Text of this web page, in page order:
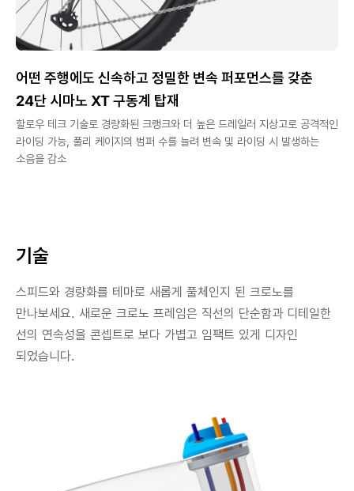
어떤 주행에도 신속하고 정밀한 변속 퍼포먼스를 갖춘
24단 시마노 XT 구동계 탑재
할로우 테크 기술로 경량화된 크랭크와 더 높은 드레일러 지상고로 공격적인
라이딩 가능, 풀리 케이지의 범퍼 수를 늘려 변속 및 라이딩 시 발생하는
소음을 감소
기술
스피드와 경량화를 테마로 새롭게 풀체인지 된 크로노를
만나보세요. 새로운 크로노 프레임은 직선의 단순함과 디테일한
선의 연속성을 콘셉트로 보다 가볍고 임팩트 있게 디자인
되었습니다.